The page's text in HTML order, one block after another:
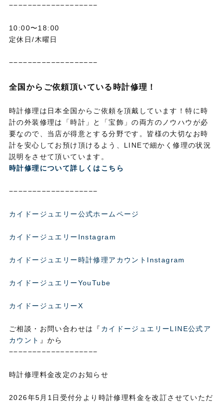
−−−−−−−−−−−−−−−−−−−
10:00〜18:00
定休日/木曜日
−−−−−−−−−−−−−−−−−−−
全国からご依頼頂いている時計修理！
時計修理は日本全国からご依頼を頂戴しています！特に時
計の外装修理は「時計」と「宝飾」の両方のノウハウが必
要なので、当店が得意とする分野です。皆様の大切なお時
計を安心してお預け頂けるよう、LINEで細かく修理の状況
説明をさせて頂いています。
時計修理について詳しくはこちら
−−−−−−−−−−−−−−−−−−−
カイドージュエリー公式ホームページ
カイドージュエリーInstagram
カイドージュエリー時計修理アカウントInstagram
カイドージュエリーYouTube
カイドージュエリーX
ご相談・お問い合わせは『 カイドージュエリーLINE公式ア
カウント 』から
−−−−−−−−−−−−−−−−−−−
時計修理料金改定のお知らせ
2026年5月1日受付分より時計修理料金を改訂させていただ